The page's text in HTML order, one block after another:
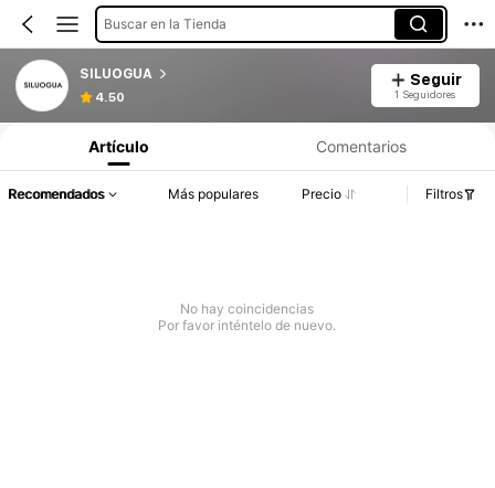
Buscar en la Tienda
SILUOGUA
4.50
Seguir
1 Seguidores
Artículo Comentarios
Recomendados Más populares Precio Filtros
No hay coincidencias
Por favor inténtelo de nuevo.